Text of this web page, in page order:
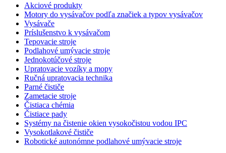
Akciové produkty
Motory do vysávačov podľa značiek a typov vysávačov
Vysávače
Príslušenstvo k vysávačom
Tepovacie stroje
Podlahové umývacie stroje
Jednokotúčové stroje
Upratovacie vozíky a mopy
Ručná upratovacia technika
Parné čističe
Zametacie stroje
Čistiaca chémia
Čistiace pady
Systémy na čistenie okien vysokočistou vodou IPC
Vysokotlakové čističe
Robotické autonómne podlahové umývacie stroje